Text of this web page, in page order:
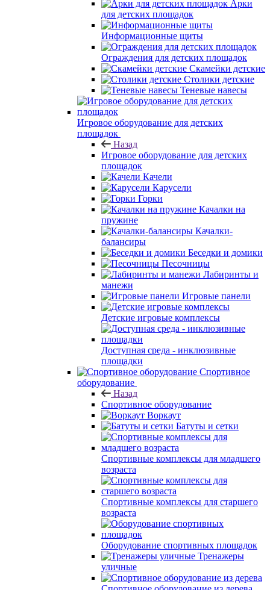
Арки
для детских площадок
Информационные щиты
Ограждения для детских площадок
Скамейки детские
Столики детские
Теневые навесы
Игровое оборудование для детских
площадок
Назад
Игровое оборудование для детских
площадок
Качели
Карусели
Горки
Качалки на
пружине
Качалки-
балансиры
Беседки и домики
Песочницы
Лабиринты и
манежи
Игровые панели
Детские игровые комплексы
Доступная среда - инклюзивные
площадки
Спортивное
оборудование
Назад
Спортивное оборудование
Воркаут
Батуты и сетки
Спортивные комплексы для младшего
возраста
Спортивные комплексы для старшего
возраста
Оборудование спортивных площадок
Тренажеры
уличные